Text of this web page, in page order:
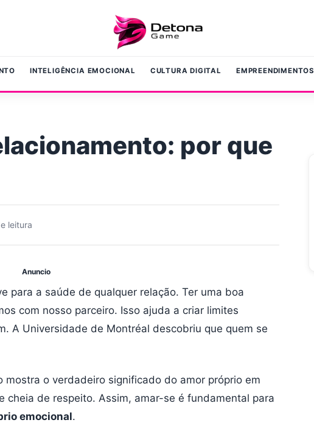
INTELIGÊNCIA EMOCIONAL CULTURA DIGITAL EMPREENDIMENTOS
por que
leitura
Anuncio
para a saúde de qualquer relação. Ter uma boa
com nosso parceiro. Isso ajuda a criar limites
A Universidade de Montréal descobriu que quem se
mostra o verdadeiro significado do amor próprio em
cheia de respeito. Assim, amar-se é fundamental para
emocional.